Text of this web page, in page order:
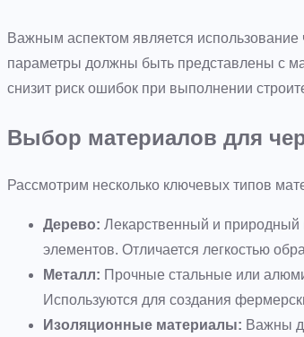
Важным аспектом является использование
параметры должны быть представлены с
снизит риск ошибок при выполнении
Выбор материалов для
Рассмотрим несколько ключевых типов
Дерево: Лекарственный и природный
элементов. Отличается легкостью
Металл: Прочные стальные или
Используются для создания
Изоляционные материалы: Важны